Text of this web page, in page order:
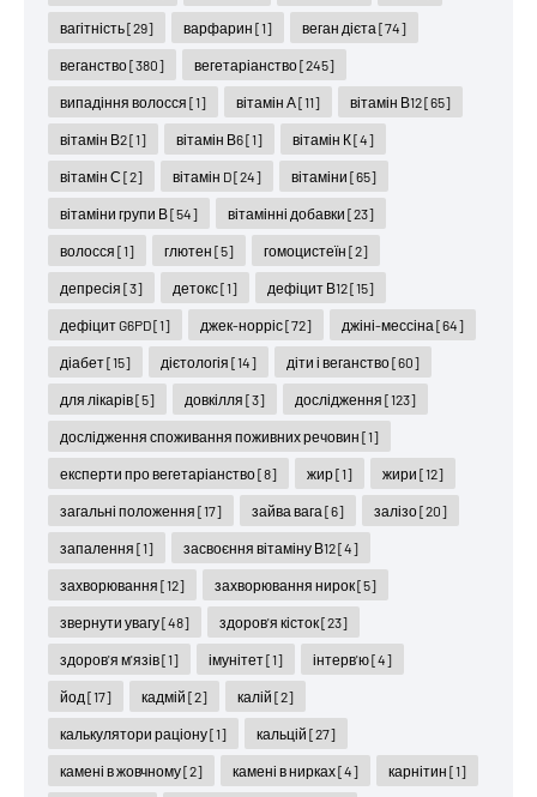
вагітність[29] варфарин [1] веган дієта [74]
веганство[380] вегетаріанство[245]
випадіння волосся [1] вітамін А[11] вітамін В12[65]
вітамін В2[1] вітамін В6[1] вітамін К[4]
вітамін С [2] вітамін D[24] вітаміни [65]
вітаміни групи В[54] вітамінні добавки [23]
волосся [1] глютен [5] гомоцистеїн [2]
депресія [3] детокс[1] дефіцит В12[15]
дефіцит G6PD[1] джек-норріс[72] джіні-мессіна [64]
діабет[15] дієтологія [14] діти і веганство[60]
для лікарів[5] довкілля [3] дослідження [123]
дослідження споживання поживних речовин [1]
експерти про вегетаріанство[8] жир[1] жири [12]
загальні положення [17] зайва вага [6] залізо[20]
запалення [1] засвоєння вітаміну В12[4]
захворювання [12] захворювання нирок[5]
звернути увагу[48] здоров'я кісток[23]
здоров'я м'язів[1] імунітет[1] інтерв'ю[4]
йод [17] кадмій [2] калій [2]
калькулятори раціону[1] кальцій [27]
камені в жовчному[2] камені в нирках[4] карнітин [1]